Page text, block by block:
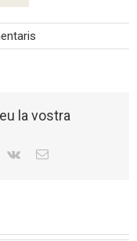
la vostra